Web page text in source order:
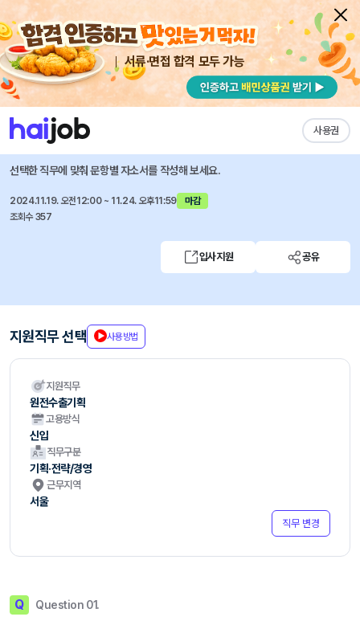
서류·면접 합격 모두 가능
사용권
채용공고 자소서 자유항목 자소서 내 작성목록
한국원전수출산업협회
2025년 신입/경력사원 채용공고
선택한 직무에 맞춰 문항별 자소서를 작성해 보세요.
2024.11.19. 오전12:00 ~ 11.24. 오후11:59
마감
조회수 357
입사지원 공유
지원직무 선택 사용방법
지원직무
원전수출기획
고용방식
신입
직무구분
기획·전략/경영
근무지역
서울
직무 변경
Q Question 01.